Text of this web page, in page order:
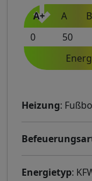
A+ A B
0 50
Heizung:
Energietyp: